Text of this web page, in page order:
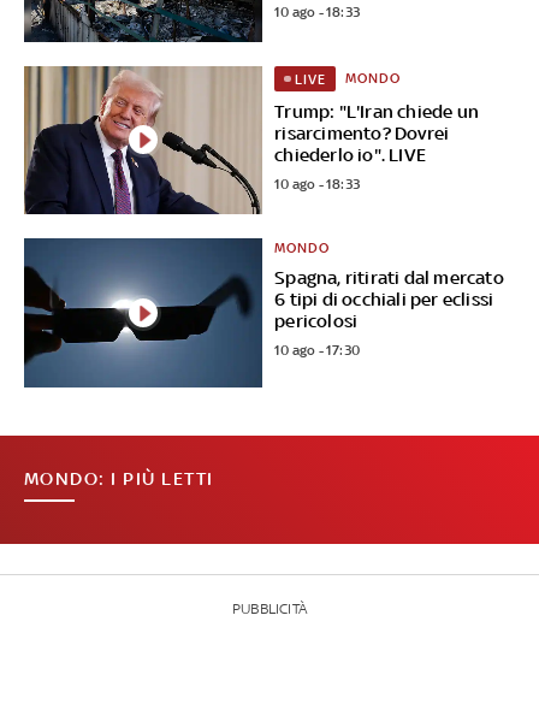
10 ago - 18:33
Trump: "L'Iran chiede un
risarcimento? Dovrei
chiederlo io". LIVE
LIVE MONDO
10 ago - 18:33
Spagna, ritirati dal mercato
6 tipi di occhiali per eclissi
pericolosi
MONDO
10 ago - 17:30
MONDO: I PIÙ LETTI
PUBBLICITÀ